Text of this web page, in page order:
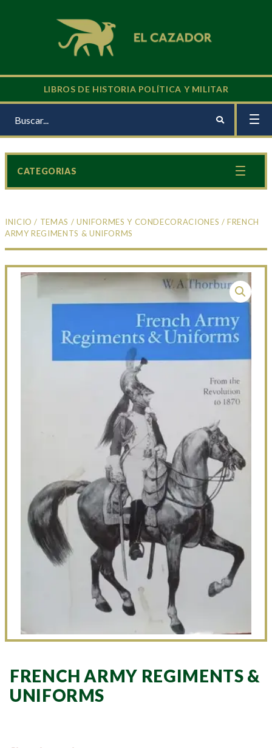
LIBROS DE HISTORIA POLÍTICA Y MILITAR
INICIO / TEMAS / UNIFORMES Y CONDECORACIONES / FRENCH
ARMY REGIMENTS & UNIFORMS
FRENCH ARMY REGIMENTS &
UNIFORMS
CATEGORIAS